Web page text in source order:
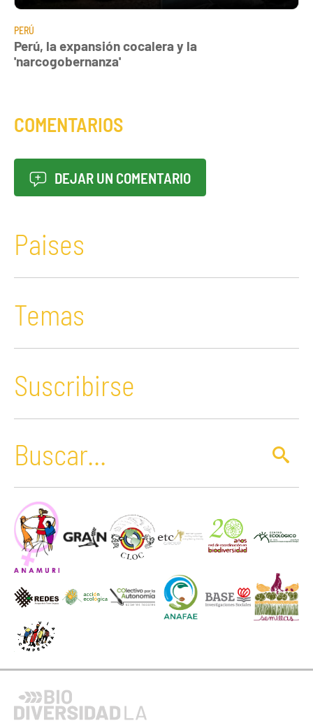
PERÚ
Perú, la expansión cocalera y la
'narcogobernanza'
COMENTARIOS
DEJAR UN COMENTARIO
Paises
Temas
Suscribirse